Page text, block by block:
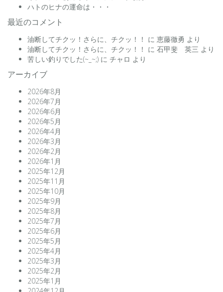
ハトのヒナの運命は・・・
最近のコメント
油断してチクッ！さらに、チクッ！！ に 恵藤徹勇 より
油断してチクッ！さらに、チクッ！！ に 石甲斐 英三 より
苦しい釣りでした(~_~;) に チャロ より
アーカイブ
2026年8月
2026年7月
2026年6月
2026年5月
2026年4月
2026年3月
2026年2月
2026年1月
2025年12月
2025年11月
2025年10月
2025年9月
2025年8月
2025年7月
2025年6月
2025年5月
2025年4月
2025年3月
2025年2月
2025年1月